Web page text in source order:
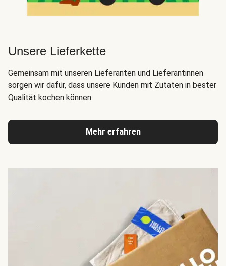
Unsere Lieferkette
Gemeinsam mit unseren Lieferanten und Lieferantinnen
sorgen wir dafür, dass unsere Kunden mit Zutaten in bester
Qualität kochen können.
Mehr erfahren